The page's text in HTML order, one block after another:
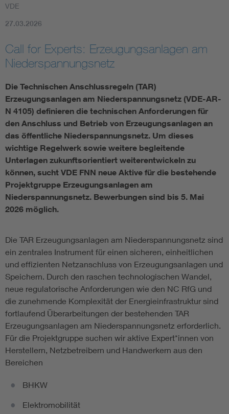
Vom Netz zum System
Digitalisierung und Metering
Versorgungsqualität Stromnetze
Innovative Netztechnologien
Umwelt- und Naturschutz
Regelsetzung
VDE
27.03.2026
Call for Experts: Erzeugungsanlagen am
Niederspannungsnetz
Die Technischen Anschlussregeln (TAR)
Erzeugungsanlagen am Niederspannungsnetz (VDE-AR-
N 4105) definieren die technischen Anforderungen für
den Anschluss und Betrieb von Erzeugungsanlagen an
das öffentliche Niederspannungsnetz. Um dieses
wichtige Regelwerk sowie weitere begleitende
Unterlagen zukunftsorientiert weiterentwickeln zu
können, sucht VDE FNN neue Aktive für die bestehende
Projektgruppe Erzeugungsanlagen am
Niederspannungsnetz. Bewerbungen sind bis 5. Mai
2026 möglich.
Die TAR Erzeugungsanlagen am Niederspannungsnetz sind
ein zentrales Instrument für einen sicheren, einheitlichen
und effizienten Netzanschluss von Erzeugungsanlagen und
Speichern. Durch den raschen technologischen Wandel,
neue regulatorische Anforderungen wie den NC RfG und
die zunehmende Komplexität der Energieinfrastruktur sind
fortlaufend Überarbeitungen der bestehenden TAR
Erzeugungsanlagen am Niederspannungsnetz erforderlich.
Für die Projektgruppe suchen wir aktive Expert*innen von
Herstellern, Netzbetreibern und Handwerkern aus den
Bereichen
BHKW
Elektromobilität